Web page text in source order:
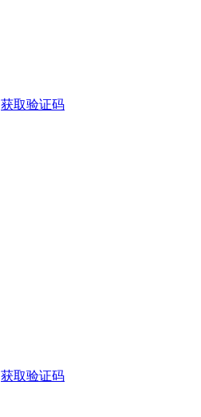
获取验证码
获取验证码